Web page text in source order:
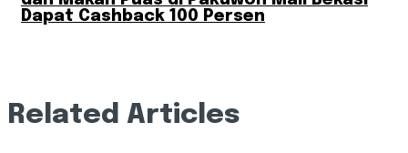
Dapat Cashback 100 Persen
Related Articles